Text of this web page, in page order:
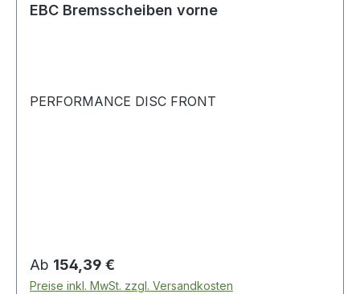
EBC Bremsscheiben vorne
PERFORMANCE DISC FRONT
Regulärer Preis:
Ab 154,39 €
Preise inkl. MwSt. zzgl. Versandkosten